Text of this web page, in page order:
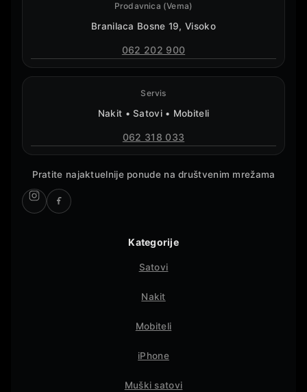
Prodavnica (Vema)
Branilaca Bosne 19, Visoko
062 202 900
Servis
Nakit • Satovi • Mobiteli
062 318 033
Pratite najaktuelnije ponude na društvenim mrežama
Kategorije
Satovi
Nakit
Mobiteli
iPhone
Muški satovi